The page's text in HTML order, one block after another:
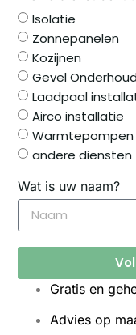
Isolatie
Zonnepanelen
Kozijnen
Gevel Onderhoud
Laadpaal
Airco installatie
Warmtepompen
andere diensten
Wat is uw naam?
Gratis en
Advies op